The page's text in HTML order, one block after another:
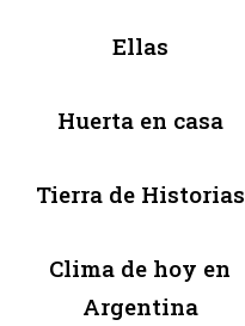
Ellas
Huerta en casa
Tierra de Historias
Clima de hoy en
Argentina